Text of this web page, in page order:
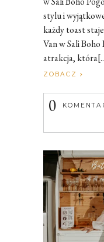
stylu i
każdy toast
Van w Sali
atrakcja,
ZOBACZ
0